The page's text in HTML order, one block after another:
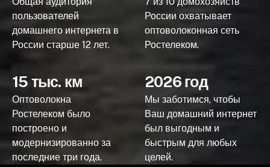
пользователей
домашнего интернета в
России старше 12 лет.
России охватывает
оптоволоконная сеть
Ростелеком.
15 тыс. км
Оптоволокна
Ростелеком было
построено и
модернизированно за
последние три года.
2026 год
Мы заботимся, чтобы
Ваш домашний интернет
был выгодным и
быстрым для любых
целей.